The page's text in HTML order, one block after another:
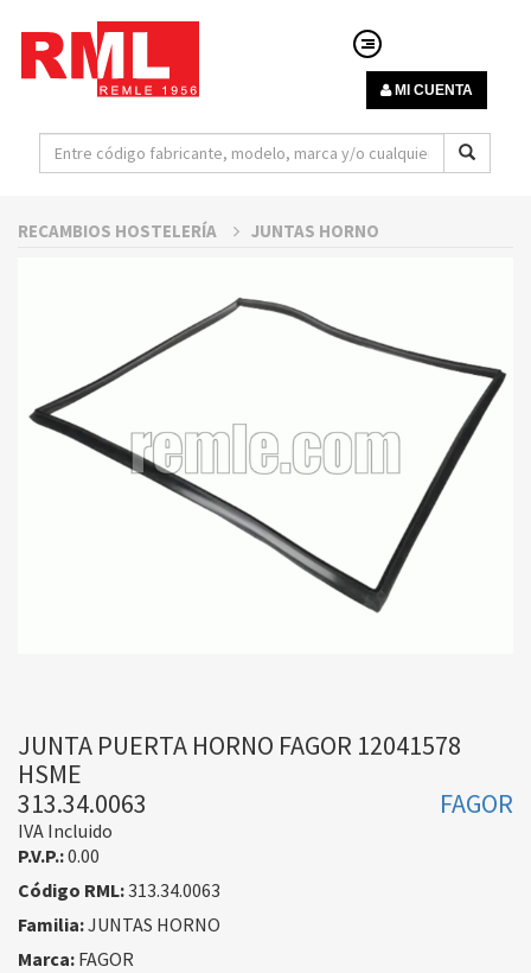
MI CUENTA
RECAMBIOS HOSTELERÍA JUNTAS HORNO
JUNTA PUERTA HORNO FAGOR 12041578
HSME
313.34.0063
FAGOR
IVA Incluido
P.V.P.:0.00
Código RML:313.34.0063
Familia:JUNTAS HORNO
Marca: FAGOR